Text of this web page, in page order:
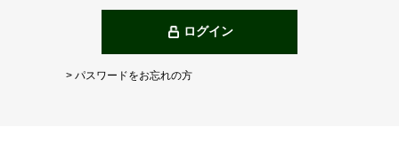
ログイン
> パスワードをお忘れの方